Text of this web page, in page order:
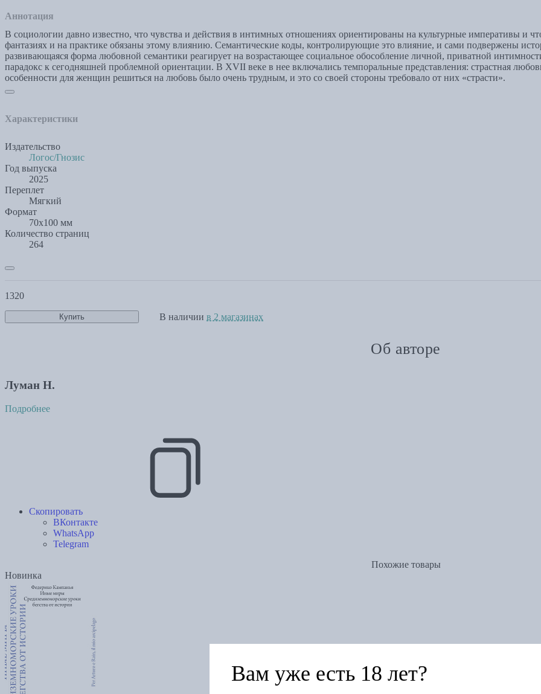
Аннотация
В социологии давно известно, что чувства и действия в интимных отношениях ориентированы на культурные императивы и
фантазиях и на практике обязаны этому влиянию. Семантические коды, контролирующие это влияние, и сами подвержены
развивающаяся форма любовной семантики реагирует на возрастающее социальное обособление личной, приватной
парадокс к сегодняшней проблемной ориентации. В XVII веке в нее включались темпоральные представления: страстная
особенности для женщин решиться на любовь было очень трудным, и это со своей стороны требовало от них «страсти».
Характеристики
Издательство
Логос/Гнозис
Год выпуска
2025
Переплет
Мягкий
Формат
70x100 мм
Количество страниц
264
1320
Купить В наличии в 2 магазинах
Об авторе
Луман Н.
Подробнее
Скопировать
ВКонтакте
WhatsApp
Telegram
Похожие товары
Новинка
Вам уже есть 18 лет?